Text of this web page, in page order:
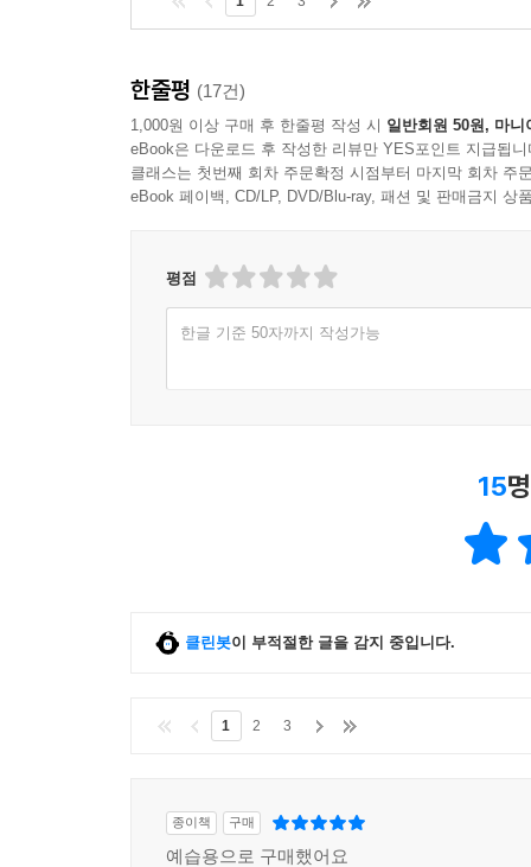
한줄평 (17건)
1,000원 이상 구매 후 한줄평 작성 시 일반회원 50원, 마니
eBook은 다운로드 후 작성한 리뷰만 YES포인트 지급됩니
클래스는 첫번째 회차 주문확정 시점부터 마지막 회차 주
eBook 페이백, CD/LP, DVD/Blu-ray, 패션 및 판매금지 상
평점
한글 기준 50자까지 작성가능
15
클린봇이 부적절한 글을 감지 중입니다.
1 2 3
종이책 구매
예습용으로 구매했어요